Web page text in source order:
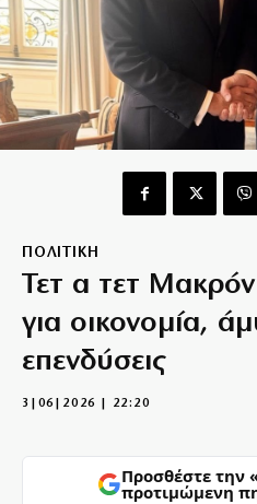
ΠΟΛΙΤΙΚΗ
Τετ α τετ
για οικονομία,
επενδύσεις
3|06|2026 | 22:20
Προσθέστε την
προτιμώμενη